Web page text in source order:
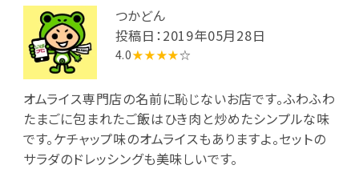
つかどん
投稿日：2019年05月28日
4.0★★★★☆
オムライス専門店の名前に恥じないお店です。ふわふわ
たまごに包まれたご飯はひき肉と炒めたシンプルな味
です。ケチャップ味のオムライスもありますよ。セットの
サラダのドレッシングも美味しいです。